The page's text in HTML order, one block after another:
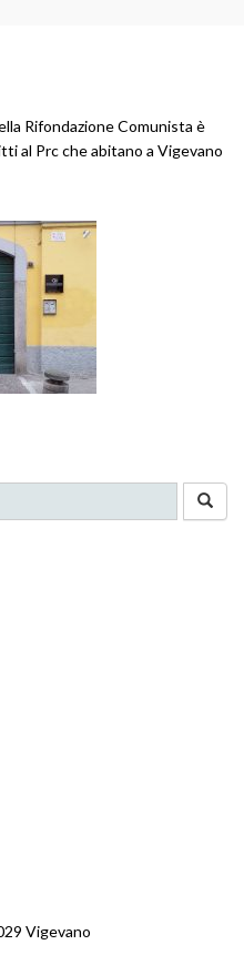
Rifondazione Comunista è
al Prc che abitano a Vigevano
Vigevano